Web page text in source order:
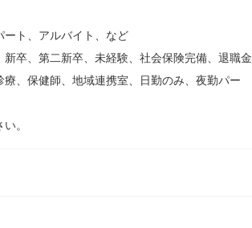
ト、アルバイト、など
卒、第二新卒、未経験、社会保険完備、退職金
、保健師、地域連携室、日勤のみ、夜勤パー
。